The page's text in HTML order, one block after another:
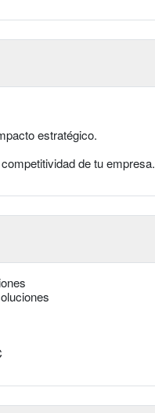
estratégico.
de tu empresa.